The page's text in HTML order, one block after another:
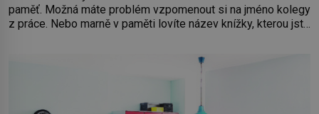
paměť. Možná máte problém vzpomenout si na jméno kolegy
z práce. Nebo marně v paměti lovíte název knížky, kterou jste